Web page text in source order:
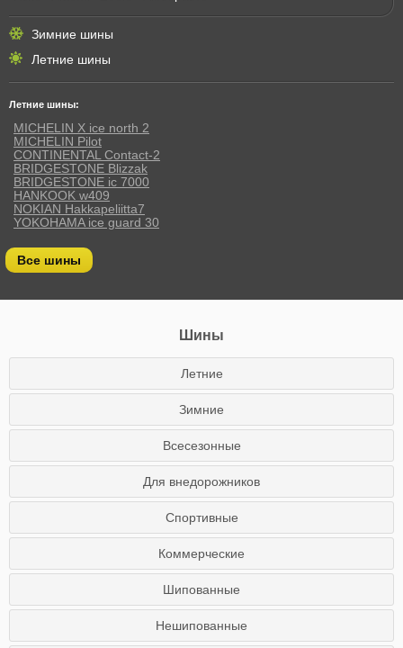
Зимние шины
Летние шины
Летние шины:
MICHELIN X ice north 2
MICHELIN Pilot
CONTINENTAL Contact-2
BRIDGESTONE Blizzak
BRIDGESTONE ic 7000
HANKOOK w409
NOKIAN Hakkapeliitta7
YOKOHAMA ice guard 30
Все шины
Шины
Летние
Зимние
Всесезонные
Для внедорожников
Спортивные
Коммерческие
Шипованные
Нешипованные